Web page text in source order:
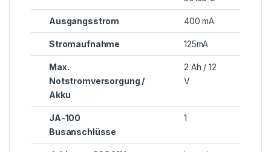
Ausgangsstrom 400 mA
Stromaufnahme 125mA
Max.
Notstromversorgung /
Akku
2 Ah / 12
V
JA-100
Busanschlüsse
1